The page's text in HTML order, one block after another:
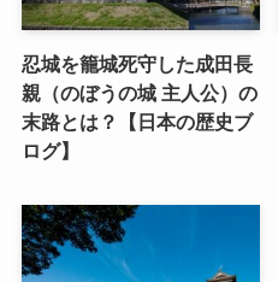
忍城を籠城死守した成田長
親（のぼうの城 主人公）の
末路とは？【日本の歴史ブ
ログ】